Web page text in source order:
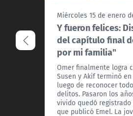
Miércoles 15 de enero
Y fueron felices:
del capítulo final
por mi familia"
Omer finalmente logra
Susen y Akif terminó
luego de reconocer
delitos. Pasaron los
vivido quedó
que publicó Emel. La